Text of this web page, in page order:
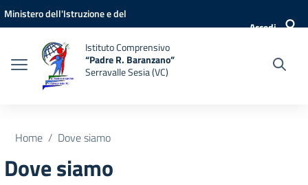
Vai ai contenuti
Vai al menu di navigazione
Vai al footer
Ministero dell'Istruzione e del
Accedi
Istituto Comprensivo
“Padre R. Baranzano”
Serravalle Sesia (VC)
Home Dove siamo
Dove siamo